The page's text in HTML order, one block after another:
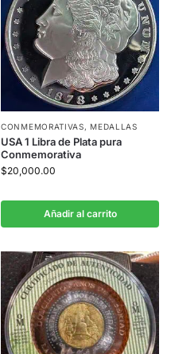
CONMEMORATIVAS,MEDALLAS
USA 1 Libra de Plata pura
Conmemorativa
$20,000.00
Añadir al carrito